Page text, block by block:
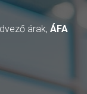
árak, ÁFA